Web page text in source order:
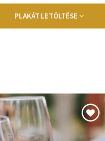
PLAKÁT LETÖLTÉSE